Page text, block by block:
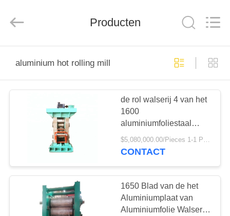
PRODUCTEN
FABRIEKSREIS
KWALITEITSCONTROLE
Ltd..
Producten
aluminium hot rolling mill
de rol walserij 4 van het
1600
aluminiumfoliestaal
hallo hete walserij
$5,080,000.00/Pieces 1-1 Pieces
CONTACT
1650 Blad van de het
Aluminiumplaat van
Aluminiumfolie Walserij